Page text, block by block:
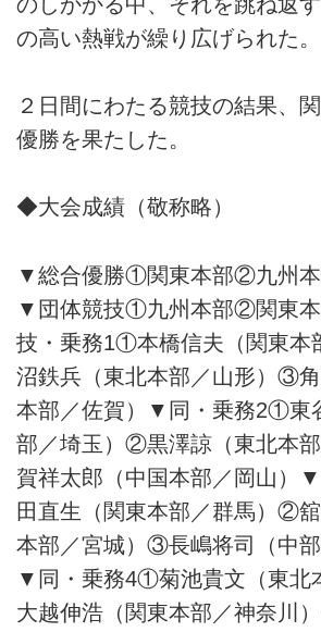
の高い熱戦が繰り広げられた。
２日間にわたる競技の結果、
優勝を果たした。
◆大会成績（敬称略）
▼総合優勝①関東本部②九州
▼団体競技①九州本部②関東
技・乗務1①本橋信夫（関東
沼鉄兵（東北本部／山形）③
本部／佐賀）▼同・乗務2①東
部／埼玉）②黒澤諒（東北本
賀祥太郎（中国本部／岡山）
田直生（関東本部／群馬）②
本部／宮城）③長嶋将司（中部
▼同・乗務4①菊池貴文（東北
大越伸浩（関東本部／神奈川